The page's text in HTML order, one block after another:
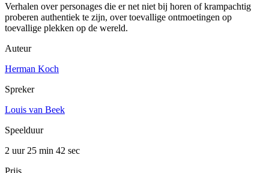
Verhalen over personages die er net niet bij horen of krampachtig
proberen authentiek te zijn, over toevallige ontmoetingen op
toevallige plekken op de wereld.
Auteur
Herman Koch
Spreker
Louis van Beek
Speelduur
2 uur 25 min 42 sec
Prijs